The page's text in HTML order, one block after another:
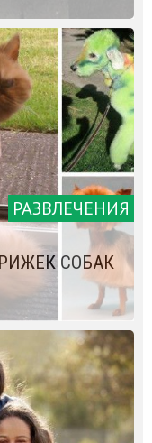
РАЗВЛЕЧЕНИЯ
СОБАК